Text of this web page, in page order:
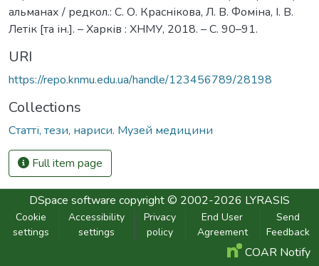
альманах / редкол.: С. О. Краснікова, Л. В. Фоміна, І. В.
Летік [та ін.]. – Харків : ХНМУ, 2018. – С. 90–91.
URI
https://repo.knmu.edu.ua/handle/123456789/28198
Collections
Статті, тези, нариси. Музей медицини
Full item page
DSpace software copyright © 2002-2026 LYRASIS
Cookie
settings
Accessibility
settings
Privacy
policy
End User
Agreement
Send
Feedback
COAR Notify